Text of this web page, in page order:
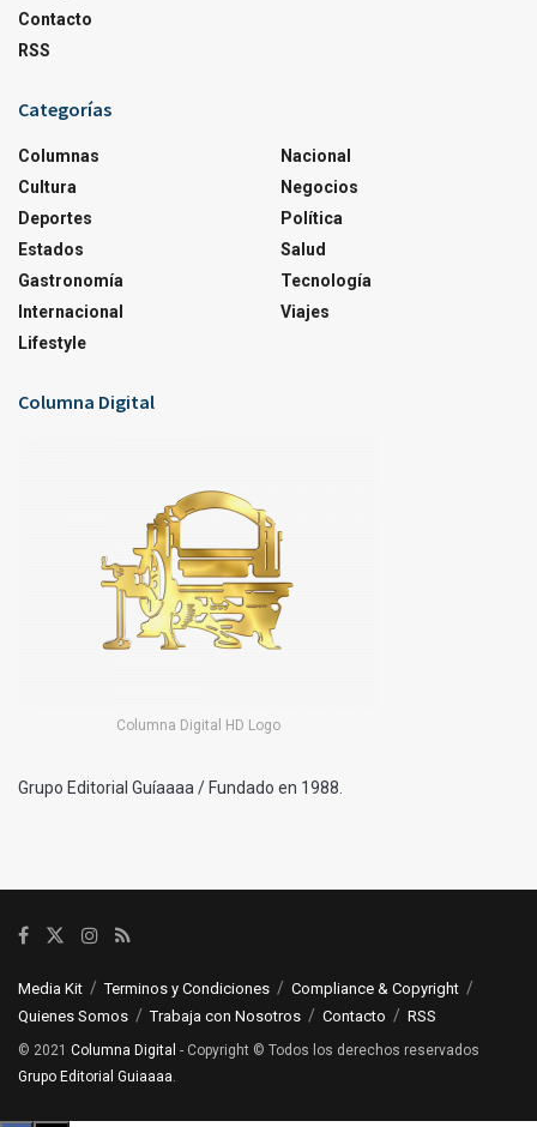
Contacto
RSS
Categorías
Columnas
Cultura
Deportes
Estados
Gastronomía
Internacional
Lifestyle
Nacional
Negocios
Política
Salud
Tecnología
Viajes
Columna Digital
Columna Digital HD Logo
Grupo Editorial Guíaaaa / Fundado en 1988.
Media Kit Terminos y Condiciones
Compliance & Copyright
Quienes Somos
Trabaja con Nosotros Contacto RSS
© 2021 Columna Digital - Copyright © Todos los derechos reservados
Grupo Editorial Guiaaaa.